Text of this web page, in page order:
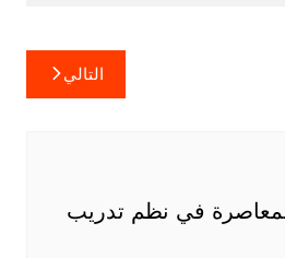
التالي
في نظم تدريب